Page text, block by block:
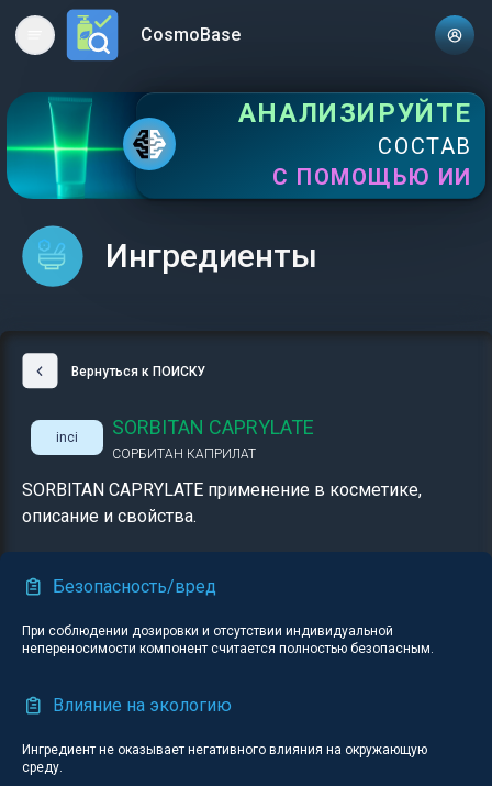
Open main menuCosmoBase
АНАЛИЗИРУЙТЕ
СОСТАВ
С ПОМОЩЬЮ ИИ
Ингредиенты
Вернуться к ПОИСКУ
inci SORBITAN CAPRYLATE
СОРБИТАН КАПРИЛАТ
SORBITAN CAPRYLATE применение в косметике,
описание и свойства.
Безопасность/вред
При соблюдении дозировки и отсутствии индивидуальной
непереносимости компонент считается полностью безопасным.
Влияние на экологию
Ингредиент не оказывает негативного влияния на окружающую
среду.